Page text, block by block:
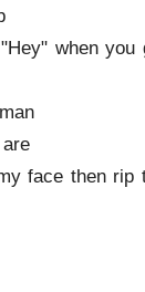
when you
face then rip